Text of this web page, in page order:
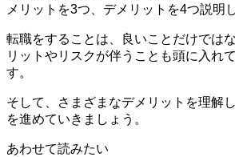
メリットを3つ、デメリットを4つ説明
転職をすることは、良いことだけでは
リットやリスクが伴うことも頭に入れ
す。
そして、さまざまなデメリットを理解
を進めていきましょう。
あわせて読みたい